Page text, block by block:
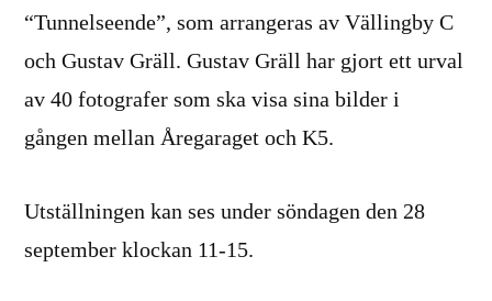
“Tunnelseende”, som arrangeras av Vällingby C
och Gustav Gräll. Gustav Gräll har gjort ett urval
av 40 fotografer som ska visa sina bilder i
gången mellan Åregaraget och K5.
Utställningen kan ses under söndagen den 28
september klockan 11-15.